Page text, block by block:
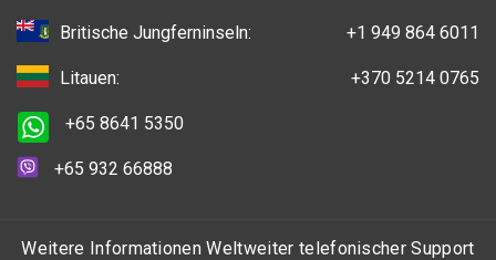
Britische Jungferninseln: +1 949 864 6011
Litauen: +370 5214 0765
+65 8641 5350
+65 932 66888
Weitere Informationen Weltweiter telefonischer Support